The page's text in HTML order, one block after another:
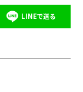
LINEで送る